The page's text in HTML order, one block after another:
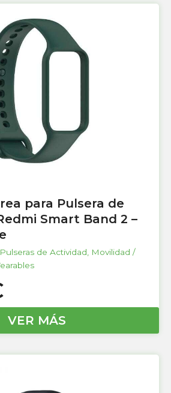
para Pulsera de
Smart Band 2 –
de Actividad
Movilidad /
VER MÁS